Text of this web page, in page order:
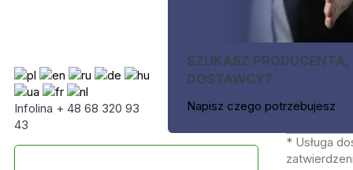
Infolina + 48 68 320 93
43
SZUKASZ PRODUCENTA,
DOSTAWCY?
Napisz czego potrzebujesz
* Usługa